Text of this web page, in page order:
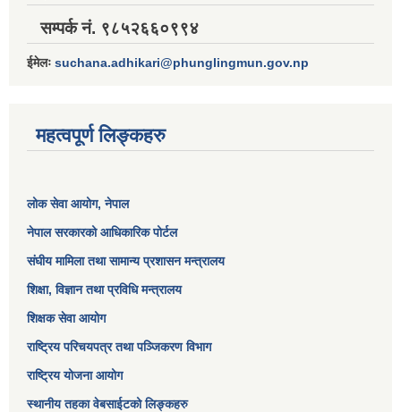
सम्पर्क नं. ९८५२६६०९९४
ईमेलः suchana.adhikari@phunglingmun.gov.np
महत्वपूर्ण लिङ्कहरु
लोक सेवा आयोग, नेपाल
नेपाल सरकारको आधिकारिक पोर्टल
संघीय मामिला तथा सामान्य प्रशासन मन्त्रालय
शिक्षा, विज्ञान तथा प्रविधि मन्त्रालय
शिक्षक सेवा आयोग
राष्ट्रिय परिचयपत्र तथा पञ्जिकरण विभाग
राष्ट्रिय योजना आयोग
स्थानीय तहका वेबसाईटको लिङ्कहरु